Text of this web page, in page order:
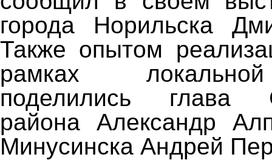
города Норильска
Также опытом
рамках
поделились глава
района Александр
Минусинска Андрей